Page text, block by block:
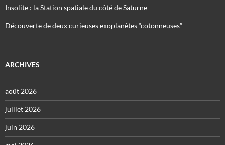
Insolite : la Station spatiale du côté de Saturne
Découverte de deux curieuses exoplanètes “cotonneuses”
ARCHIVES
août 2026
juillet 2026
juin 2026